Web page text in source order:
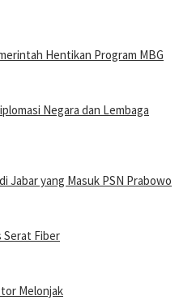
Hentikan Program MBG
Negara dan Lembaga
Jabar yang Masuk PSN Prabowo
Serat Fiber
Melonjak